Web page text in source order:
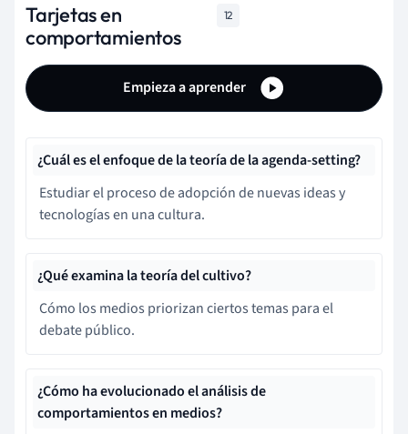
Tarjetas en
comportamientos
12
Empieza a aprender
¿Cuál es el enfoque de la teoría de la agenda-setting?
Estudiar el proceso de adopción de nuevas ideas y
tecnologías en una cultura.
¿Qué examina la teoría del cultivo?
Cómo los medios priorizan ciertos temas para el
debate público.
¿Cómo ha evolucionado el análisis de
comportamientos en medios?